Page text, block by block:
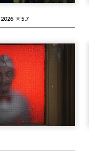
2026 c5.7